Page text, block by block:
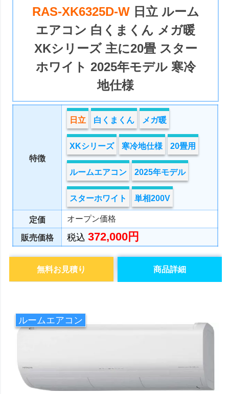
RAS-XK6325D-W 日立 ルーム
エアコン 白くまくん メガ暖
XKシリーズ 主に20畳 スター
ホワイト 2025年モデル 寒冷
地仕様
特徴
日立 白くまくん メガ暖
XKシリーズ 寒冷地仕様 20畳用
ルームエアコン 2025年モデル
スターホワイト 単相200V
定価 オープン価格
販売価格 税込372,000円
商品詳細
無料お見積り
ルームエアコン